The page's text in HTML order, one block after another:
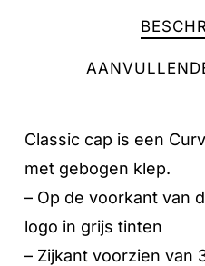
Classic cap is een
met gebogen klep.
– Op de voorkant van
logo in grijs tinten
– Zijkant voorzien van